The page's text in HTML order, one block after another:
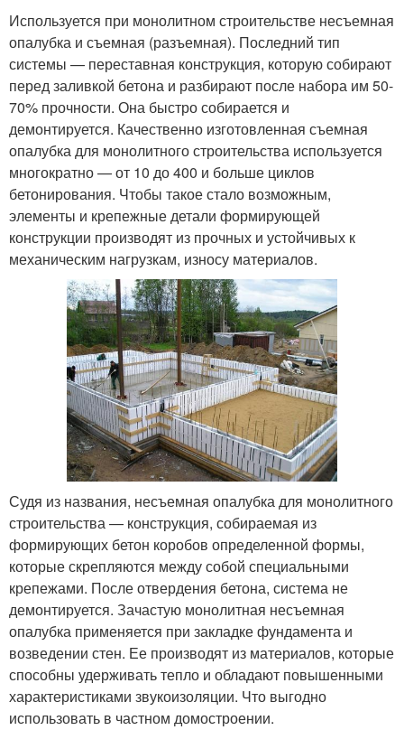
Используется при монолитном строительстве несъемная
опалубка и съемная (разъемная). Последний тип
системы — переставная конструкция, которую собирают
перед заливкой бетона и разбирают после набора им 50-
70% прочности. Она быстро собирается и
демонтируется. Качественно изготовленная съемная
опалубка для монолитного строительства используется
многократно — от 10 до 400 и больше циклов
бетонирования. Чтобы такое стало возможным,
элементы и крепежные детали формирующей
конструкции производят из прочных и устойчивых к
механическим нагрузкам, износу материалов.
Судя из названия, несъемная опалубка для монолитного
строительства — конструкция, собираемая из
формирующих бетон коробов определенной формы,
которые скрепляются между собой специальными
крепежами. После отвердения бетона, система не
демонтируется. Зачастую монолитная несъемная
опалубка применяется при закладке фундамента и
возведении стен. Ее производят из материалов, которые
способны удерживать тепло и обладают повышенными
характеристиками звукоизоляции. Что выгодно
использовать в частном домостроении.